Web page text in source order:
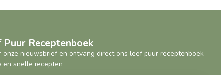
Puur Receptenboek
onze nieuwsbrief en ontvang direct ons leef puur receptenboek
en snelle recepten